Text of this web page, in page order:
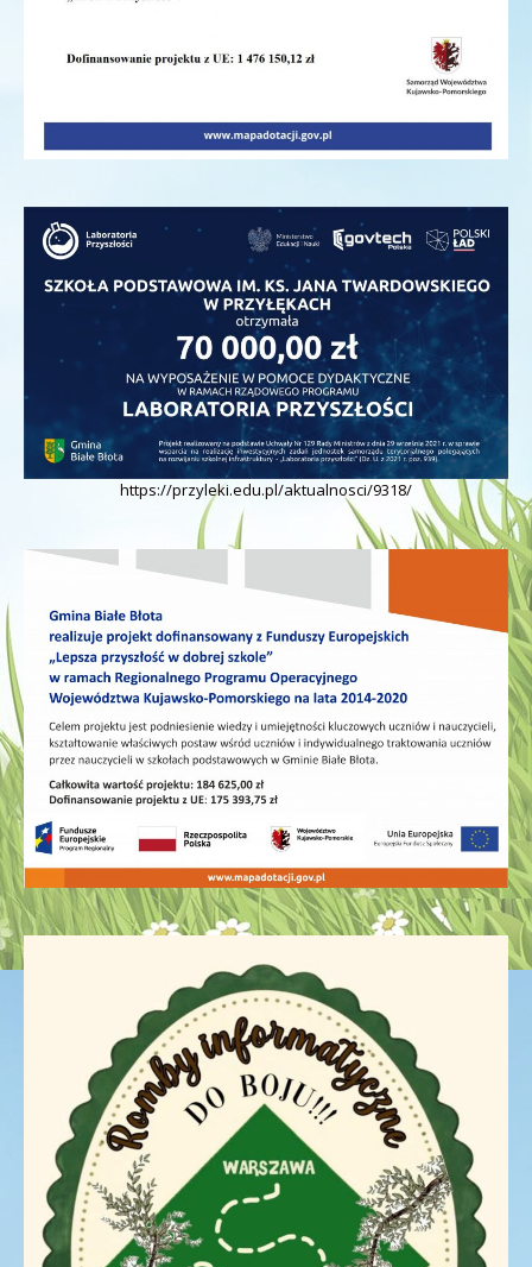
https://przyleki.edu.pl/aktualnosci/9318/